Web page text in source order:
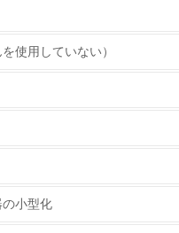
っている
な目標や計画を立てている
使用していない）
小型化